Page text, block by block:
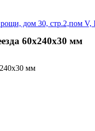
дом 30, стр.2,пом V,
60х240х30 мм
мм